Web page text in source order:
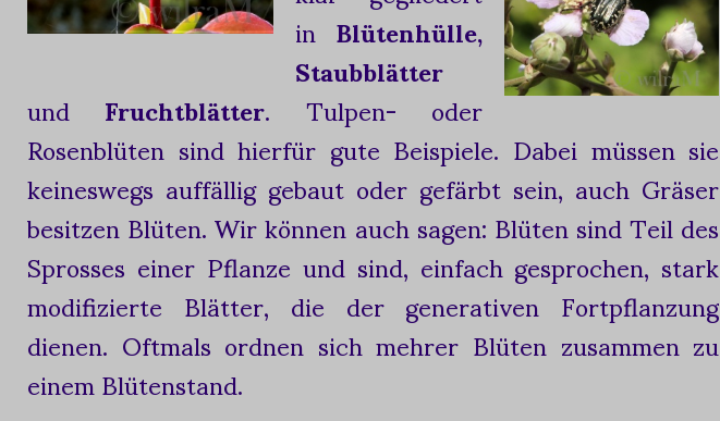
in Blütenhülle,
Staubblätter
und Fruchtblätter. Tulpen- oder
Rosenblüten sind hierfür gute Beispiele. Dabei müssen sie
keineswegs auffällig gebaut oder gefärbt sein, auch Gräser
besitzen Blüten. Wir können auch sagen: Blüten sind Teil des
Sprosses einer Pflanze und sind, einfach gesprochen, stark
modifizierte Blätter, die der generativen Fortpflanzung
dienen. Oftmals ordnen sich mehrer Blüten zusammen zu
einem Blütenstand.